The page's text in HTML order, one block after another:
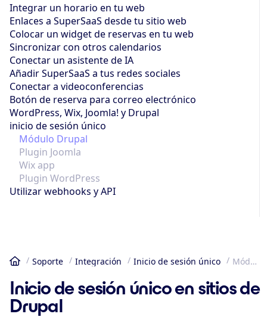
Integrar un horario en tu web
Enlaces a SuperSaaS desde tu sitio web
Colocar un widget de reservas en tu web
Sincronizar con otros calendarios
Conectar un asistente de IA
Añadir SuperSaaS a tus redes sociales
Conectar a videoconferencias
Botón de reserva para correo electrónico
WordPress, Wix, Joomla! y Drupal
inicio de sesión único
Módulo Drupal
Plugin Joomla
Wix app
Plugin WordPress
Utilizar webhooks y API
Inicio
Soporte Integración Inicio de sesión único Módulo Drupal
Inicio de sesión único en sitios de
Drupal